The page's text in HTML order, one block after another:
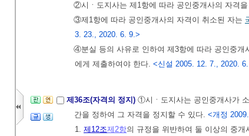
②시ㆍ도지사는 제1항에 따라 공인중개사의 자격
③제1항에 따라 공인중개사의 자격이 취소된 자는
3. 23., 2020. 6. 9.>
④분실 등의 사유로 인하여 제3항에 따라 공인중개
에게 제출하여야 한다. <신설 2005. 12. 7., 2020.
제36조(자격의 정지) ①시ㆍ도지사는 공인중개사가
간을 정하여 그 자격을 정지할 수 있다. <개정
1. 제12조제2항의 규정을 위반하여 둘 이상의 중개